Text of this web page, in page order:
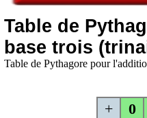
Table de
base trois
Table de Pythagore pour
+ 0